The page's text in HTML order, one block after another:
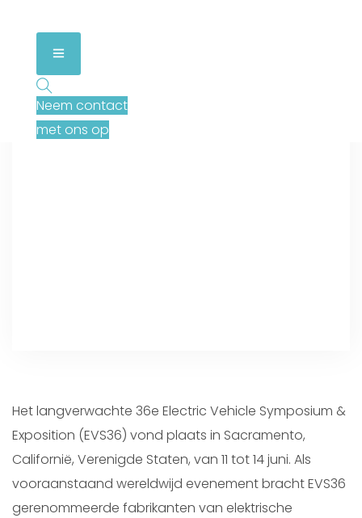
Neem contact
met ons op
Het langverwachte 36e Electric Vehicle Symposium &
Exposition (EVS36) vond plaats in Sacramento,
Californië, Verenigde Staten, van 11 tot 14 juni. Als
vooraanstaand wereldwijd evenement bracht EVS36
gerenommeerde fabrikanten van elektrische